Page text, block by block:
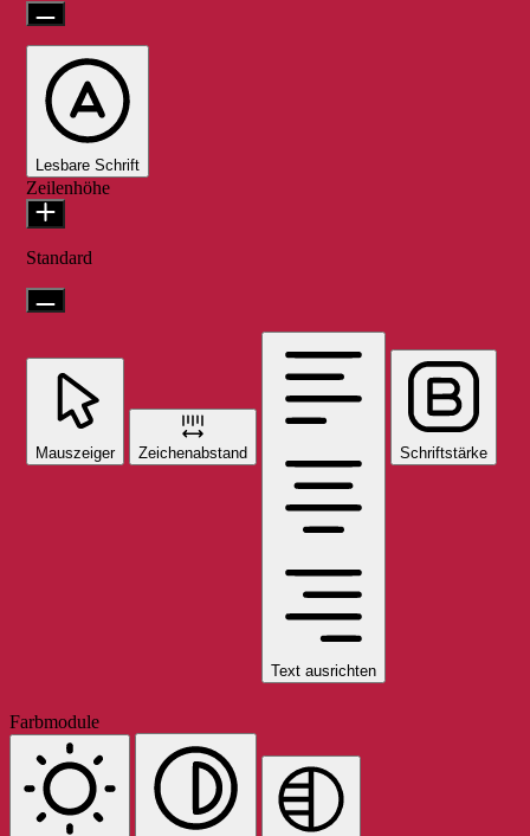
Lesbare Schrift
Zeilenhöhe
Standard
Mauszeiger Zeichenabstand
Text ausrichten
Schriftstärke
Farbmodule